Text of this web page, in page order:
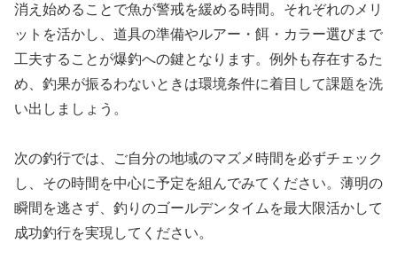
消え始めることで魚が警戒を緩める時間。それぞれのメリ
ットを活かし、道具の準備やルアー・餌・カラー選びまで
工夫することが爆釣への鍵となります。例外も存在するた
め、釣果が振るわないときは環境条件に着目して課題を洗
い出しましょう。
次の釣行では、ご自分の地域のマズメ時間を必ずチェック
し、その時間を中心に予定を組んでみてください。薄明の
瞬間を逃さず、釣りのゴールデンタイムを最大限活かして
成功釣行を実現してください。